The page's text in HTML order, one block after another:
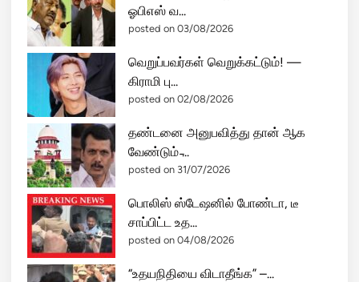
ஓபிஎஸ் வ...
posted on 03/08/2026
வெறுப்பவர்கள் வெறுக்கட்டும்! —
கிராமி பு...
posted on 02/08/2026
தண்டனை அனுபவித்து தான் ஆக
வேண்டும் ̵...
posted on 31/07/2026
பொலிஸ் ஸ்டேஷனில் போண்டா, டீ
சாப்பிட்ட உத...
posted on 04/08/2026
“உதயநிதியை விடாதீங்க” –...